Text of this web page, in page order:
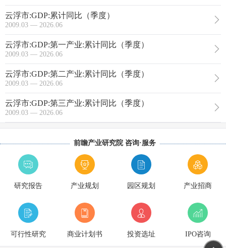
云浮市:GDP:累计同比（季度）
2009.03 — 2026.06
云浮市:GDP:第一产业:累计同比（季度）
2009.03 — 2026.06
云浮市:GDP:第二产业:累计同比（季度）
2009.03 — 2026.06
云浮市:GDP:第三产业:累计同比（季度）
2009.03 — 2026.06
前瞻产业研究院 咨询·服务
研究报告 产业规划 园区规划 产业招商
可行性研究 商业计划书 投资选址 IPO咨询